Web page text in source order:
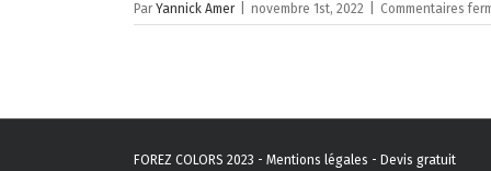
Par Yannick Amer novembre 1st, 2022 Commentaires
FOREZ COLORS 2023 - Mentions légales - Devis gratuit